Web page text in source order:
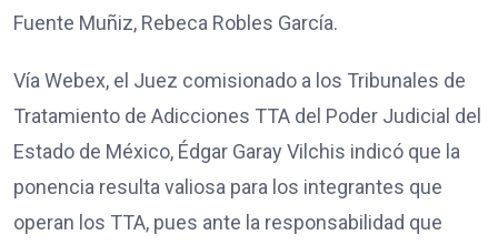
Fuente Muñiz, Rebeca Robles García.
Vía Webex, el Juez comisionado a los Tribunales de
Tratamiento de Adicciones TTA del Poder Judicial del
Estado de México, Édgar Garay Vilchis indicó que la
ponencia resulta valiosa para los integrantes que
operan los TTA, pues ante la responsabilidad que